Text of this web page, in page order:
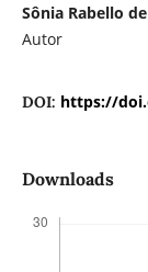
Sônia Rabello
Autor
DOI: https://
Downloads